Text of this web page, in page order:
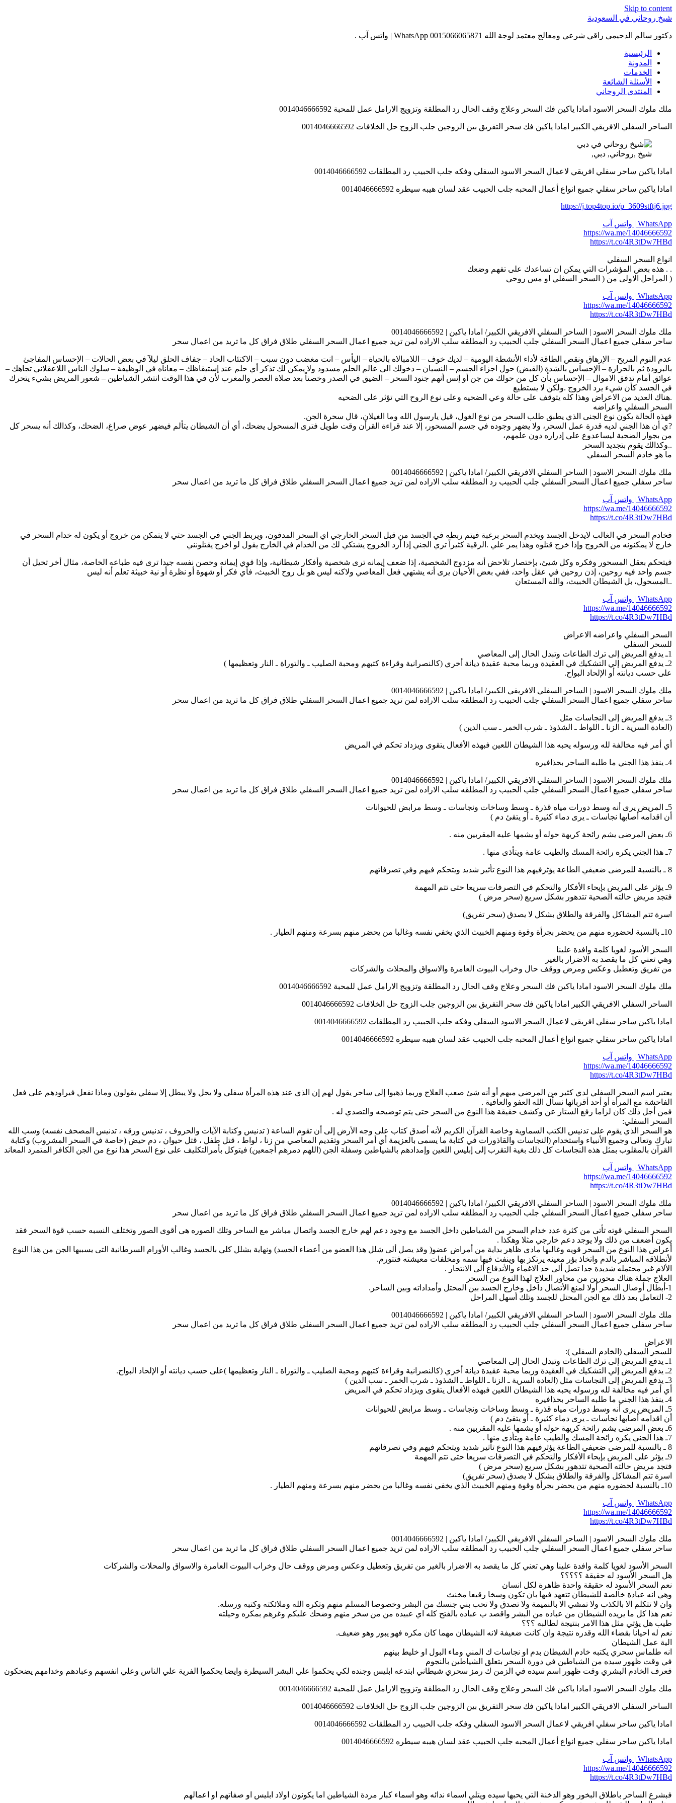
Skip to content
شيخ روحاني في السعودية
دكتور سالم الدحيمي راقي شرعي ومعالج معتمد لوجة الله 0015066065871 WhatsApp | واتس آب .
الرئيسية
المدونة
الخدمات
الأسئلة الشائعة
المنتدى الروحاني
ملك ملوك السحر الاسود امادا ياكين فك السحر وعلاج وقف الحال رد المطلقة وتزويج الارامل عمل للمحبة 0014046666592
الساحر السفلي الافريقي الكبير امادا ياكين فك سحر التفريق بين الزوجين جلب الزوج حل الخلافات 0014046666592
شيخ ,روحاني, دبي,
امادا ياكين ساحر سفلي افريقي لاعمال السحر الاسود السفلي وفكه جلب الحبيب رد المطلقات 0014046666592
امادا ياكين ساحر سفلي جميع انواع أعمال المحبه جلب الحبيب عقد لسان هيبه سيطره 0014046666592
https://j.top4top.io/p_3609stftj6.jpg
WhatsApp | واتس آب
https://wa.me/14046666592
https://t.co/4R3tDw7HBd
انواع السحر السفلي
. . هذه بعض المؤشرات التي يمكن ان تساعدك على تفهم وضعك
( المراحل الاولى من ( السحر السفلي او مس روحي
WhatsApp | واتس آب
https://wa.me/14046666592
https://t.co/4R3tDw7HBd
ملك ملوك السحر الاسود | الساحر السفلي الافريقي الكبير/ امادا ياكين | 0014046666592
ساحر سفلي جميع اعمال السحر السفلي جلب الحبيب رد المطلقه سلب الاراده لمن تريد جميع اعمال السحر السفلي طلاق فراق كل ما تريد من اعمال سحر
عدم النوم المريح – الإرهاق ونقص الطاقة لأداء الأنشطة اليومية – لديك خوف – اللامبالاه بالحياة – اليأس – انت مغضب دون سبب – الاكتئاب الحاد – جفاف الحلق ليلآ في بعض الحالات – الإحساس المفاجئ
بالبرودة ثم بالحرارة – الإحساس بالشدة (القبض) حول اجزاء الجسم – النسيان – دخولك الى عالم الحلم مسدود ولا يمكن لك تذكر أي حلم عند إستيقاظك – معاناه في الوظيفة – سلوك الناس اللاعقلاني تجاهك –
عوائق أمام تدفق الاموال – الإحساس بأن كل من حولك من جن أو إنس أنهم جنود السحر – الضيق في الصدر وخصتاً بعد صلاة العصر والمغرب لأن في هذا الوقت انتشر الشياطين – شعور المريض بشيء يتحرك
في الجسد كأن شيء يرد الخروج .ولكن لا يستطيع
.هناك العديد من الاعراض وهذا كله يتوقف على حالة وعي الضحيه وعلى نوع الروح التي تؤثر على الضحيه
السحر السفلي واعراضه
فهذه الحالة يكون نوع الجنى الذي يطبق طلب السحر من نوع الغول، قيل يارسول الله وما الغيلان، قال سحرة الجن.
?ي أن هذا الجني لديه قدرة عمل السحر، ولا يضهر وجوده في جسم المسحور، إلا عند قراءة القرأن وقت طويل فترى المسحول يضحك، أي أن الشيطان يتألم فيضهر عوض صراغ، الضحك، وكذالك أنه يسحر كل
من بجوار الضحية ليساعدوع علي إدراره دون علمهم،
..وكذالك يقوم بتجديد السحر
ما هو خادم السحر السفلي
ملك ملوك السحر الاسود | الساحر السفلي الافريقي الكبير/ امادا ياكين | 0014046666592
ساحر سفلي جميع اعمال السحر السفلي جلب الحبيب رد المطلقه سلب الاراده لمن تريد جميع اعمال السحر السفلي طلاق فراق كل ما تريد من اعمال سحر
WhatsApp | واتس آب
https://wa.me/14046666592
https://t.co/4R3tDw7HBd
فخادم السحر في الغالب لايدخل الجسد ويخدم السحر برغبة فيتم ربطه في الجسد من قبل السحر الخارجي اي السحر المدفون، ويربط الجني في الجسد حتي لا يتمكن من خروج أو يكون له خدام السحر في
خارج لا يمكنونه من الخروج وإذا خرج قتلوه وهذا يمر علي .الرقية كثيراً تري الجني إذا أرد الخروج يشتكي لك من الخدام في الخارج يقول لو اخرج يقتلونني
فيتحكم بعقل المسحور وفكره وكل شيئ، بإختصار تلاحض أنه مزدوج الشخصية، إذا ضعف إيمانه ترى شخصية وأفكار شيطانية، وإذا قوي إيمانه وحصن نفسه جيدا ترى فيه طباعه الخاصة، مثال أخر تخيل أن
جسم واحد فيه روحين، إذن روحين في عقل واحد، ففي بعض الأحيان يرى أنه يشتهي فعل المعاصي ولاكنه ليس هو بل روح الخبيث، فأي فكر أو شهوة أو نظرة أو نية خبيثة تعلم أنه ليس
..المسحول، بل الشيطان الخبيث، والله المستعان
WhatsApp | واتس آب
https://wa.me/14046666592
https://t.co/4R3tDw7HBd
السحر السفلي واعراضه الاعراض
للسحر السفلي
1ـ يدفع المريض إلى ترك الطاعات وتبدل الحال إلى المعاصي
2ـ يدفع المريض إلي التشكيك في العقيدة وربما محبة عقيدة ديانة أخري (كالنصرانية وقراءة كتبهم ومحبة الصليب ـ والتوراة ـ النار وتعظيمها )
على حسب ديانته أو الإلحاد البواح.
ملك ملوك السحر الاسود | الساحر السفلي الافريقي الكبير/ امادا ياكين | 0014046666592
ساحر سفلي جميع اعمال السحر السفلي جلب الحبيب رد المطلقه سلب الاراده لمن تريد جميع اعمال السحر السفلي طلاق فراق كل ما تريد من اعمال سحر
3ـ يدفع المريض إلى النجاسات مثل
(العادة السرية ـ الزنا ـ اللواط ـ الشذوذ ـ شرب الخمر ـ سب الدين )
أي أمر فيه مخالفة لله ورسوله يحبه هذا الشيطان اللعين فبهذه الأفعال يتقوى ويزداد تحكم في المريض
4ـ ينفذ هذا الجني ما طلبه الساحر بحذافيره
ملك ملوك السحر الاسود | الساحر السفلي الافريقي الكبير/ امادا ياكين | 0014046666592
ساحر سفلي جميع اعمال السحر السفلي جلب الحبيب رد المطلقه سلب الاراده لمن تريد جميع اعمال السحر السفلي طلاق فراق كل ما تريد من اعمال سحر
5ـ المريض يرى أنه وسط دورات مياه قذرة ـ وسط وساخات ونجاسات ـ وسط مرابض للحيوانات
أن اقدامه أصابها نجاسات ـ يرى دماء كثيرة ـ أو يتقئ دم )
6ـ بعض المرضى يشم رائحة كريهة حوله أو يشمها عليه المقربين منه .
7ـ هذا الجني يكره رائحة المسك والطيب عامة ويتأذى منها .
8 ـ بالنسبة للمرضى ضعيفي الطاعة يؤثرفيهم هذا النوع تأثير شديد ويتحكم فيهم وفي تصرفاتهم
9ـ يؤثر على المريض بإيحاء الأفكار والتحكم في التصرفات سريعا حتى تتم المهمة
فتجد مريض حالته الصحية تتدهور بشكل سريع (سحر مرض )
اسرة تتم المشاكل والفرقة والطلاق بشكل لا يصدق (سحر تفريق)
10ـ بالنسبة لحضوره منهم من يحضر بجرأة وقوة ومنهم الخبيث الذي يخفي نفسه وغالبا من يحضر منهم بسرعة ومنهم الطيار .
السحر الأسود لغويا كلمة وافدة علينا
وهي تعني كل ما يقصد به الاضرار بالغير
من تفريق وتعطيل وعكس ومرض ووقف حال وخراب البيوت العامرة والاسواق والمحلات والشركات
ملك ملوك السحر الاسود امادا ياكين فك السحر وعلاج وقف الحال رد المطلقة وتزويج الارامل عمل للمحبة 0014046666592
الساحر السفلي الافريقي الكبير امادا ياكين فك سحر التفريق بين الزوجين جلب الزوج حل الخلافات 0014046666592
امادا ياكين ساحر سفلي افريقي لاعمال السحر الاسود السفلي وفكه جلب الحبيب رد المطلقات 0014046666592
امادا ياكين ساحر سفلي جميع انواع أعمال المحبه جلب الحبيب عقد لسان هيبه سيطره 0014046666592
WhatsApp | واتس آب
https://wa.me/14046666592
https://t.co/4R3tDw7HBd
يعتبر اسم السحر السفلي لدي كثير من المرضي مبهم أو أنه شئ صعب العلاج وربما ذهبوا إلى ساحر يقول لهم إن الذي عند هذه المرأة سفلي ولا يحل ولا يبطل إلا سفلي يقولون وماذا نفعل فيراودهم على فعل
الفاحشة مع المرأة أو أحد أقربائها نسأل الله العفو والعافية .
فمن أجل ذلك كان لزاما رفع الستار عن وكشف حقيقة هذا النوع من السحر حتى يتم توضيحه والتصدي له .
السحر السفلي:
هو السحر الذي يقوم على تدنيس الكتب السماوية وخاصة القرآن الكريم لأنه أصدق كتاب على وجه الأرض إلى أن تقوم الساعة ( تدنيس وكتابة الآيات والحروف ، تدنيس ورقه ، تدنيس المصحف نفسه) وسب الله
تبارك وتعالى وجميع الأنبياء واستخدام (النجاسات والقاذورات في كتابة ما يسمى بالعزيمة أي أمر السحر وتقديم المعاصي من زنا ، لواط ، قتل طفل ، قتل حيوان ، دم حيض (خاصة في السحر المشروب) وكتابة
القرآن بالمقلوب بمثل هذه النجاسات كل ذلك بغية التقرب إلى إبليس اللعين وإمدادهم بالشياطين وسفلة الجن (اللهم دمرهم أجمعين) فيتوكل بأمرالتكليف على نوع السحر هذا نوع من الجن الكافر المتمرد المعاند
WhatsApp | واتس آب
https://wa.me/14046666592
https://t.co/4R3tDw7HBd
ملك ملوك السحر الاسود | الساحر السفلي الافريقي الكبير/ امادا ياكين | 0014046666592
ساحر سفلي جميع اعمال السحر السفلي جلب الحبيب رد المطلقه سلب الاراده لمن تريد جميع اعمال السحر السفلي طلاق فراق كل ما تريد من اعمال سحر
السحر السفلي قوته تأتى من كثرة عدد خدام السحر من الشياطين داخل الجسد مع وجود دعم لهم خارج الجسد واتصال مباشر مع الساحر وتلك الصوره هى أقوى الصور وتختلف النسبه حسب قوة السحر فقد
يكون أضعف من ذلك ولا يوجد دعم خارجي مثلا وهكذا .
أعراض هذا النوع من السحر قويه وغالبها مادى ظاهر بداية من أمراض عضو( وقد يصل ألى شلل هذا العضو من أعضاء الجسد) ونهاية بشلل كلي بالجسد وغالب الأورام السرطانية التى يسببها الجن من هذا النوع
لأنطلاقه المباشر بالدم واتخاذ بؤر معينه يرتكز بها وينفث فيها سمه ومخلفات معيشته فتتورم.
الألام غير محتمله شديدة جدا تصل ألى حد الاغماء والأندفاع ألى الانتحار .
العلاج جملة هناك محورين من محاور العلاج لهذا النوع من السحر
1-أبطال أوصال السحر أولا لمنع الأتصال داخل وخارج الجسد بين المحتل وأمداداته وبين الساحر.
2- التعامل بعد ذلك مع الجن المحتل للجسد وتلك أسهل المراحل
ملك ملوك السحر الاسود | الساحر السفلي الافريقي الكبير/ امادا ياكين | 0014046666592
ساحر سفلي جميع اعمال السحر السفلي جلب الحبيب رد المطلقه سلب الاراده لمن تريد جميع اعمال السحر السفلي طلاق فراق كل ما تريد من اعمال سحر
الاعراض
للسحر السفلي (الخادم السفلي ):
1ـ يدفع المريض إلى ترك الطاعات وتبدل الحال إلى المعاصي
2ـ يدفع المريض إلي التشكيك في العقيدة وربما محبة عقيدة ديانة أخري (كالنصرانية وقراءة كتبهم ومحبة الصليب ـ والتوراة ـ النار وتعظيمها )على حسب ديانته أو الإلحاد البواح.
3ـ يدفع المريض إلى النجاسات مثل (العادة السرية ـ الزنا ـ اللواط ـ الشذوذ ـ شرب الخمر ـ سب الدين )
أي أمر فيه مخالفة لله ورسوله يحبه هذا الشيطان اللعين فبهذه الأفعال يتقوى ويزداد تحكم في المريض
4ـ ينفذ هذا الجني ما طلبه الساحر بحذافيره
5ـ المريض يرى أنه وسط دورات مياه قذرة ـ وسط وساخات ونجاسات ـ وسط مرابض للحيوانات
أن اقدامه أصابها نجاسات ـ يرى دماء كثيرة ـ أو يتقئ دم )
6ـ بعض المرضى يشم رائحة كريهة حوله أو يشمها عليه المقربين منه .
7ـ هذا الجني يكره رائحة المسك والطيب عامة ويتأذى منها .
8 ـ بالنسبة للمرضى ضعيفي الطاعة يؤثرفيهم هذا النوع تأثير شديد ويتحكم فيهم وفي تصرفاتهم
9ـ يؤثر على المريض بإيحاء الأفكار والتحكم في التصرفات سريعا حتى تتم المهمة
فتجد مريض حالته الصحية تتدهور بشكل سريع (سحر مرض )
اسرة تتم المشاكل والفرقة والطلاق بشكل لا يصدق (سحر تفريق)
10ـ بالنسبة لحضوره منهم من يحضر بجرأة وقوة ومنهم الخبيث الذي يخفي نفسه وغالبا من يحضر منهم بسرعة ومنهم الطيار .
WhatsApp | واتس آب
https://wa.me/14046666592
https://t.co/4R3tDw7HBd
ملك ملوك السحر الاسود | الساحر السفلي الافريقي الكبير/ امادا ياكين | 0014046666592
ساحر سفلي جميع اعمال السحر السفلي جلب الحبيب رد المطلقه سلب الاراده لمن تريد جميع اعمال السحر السفلي طلاق فراق كل ما تريد من اعمال سحر
السحر الأسود لغويا كلمة وافدة علينا وهي تعني كل ما يقصد به الاضرار بالغير من تفريق وتعطيل وعكس ومرض ووقف حال وخراب البيوت العامرة والاسواق والمحلات والشركات
هل السحر الأسود له حقيقة ؟؟؟؟؟
نعم السحر الأسود له حقيقة واحدة ظاهرة لكل انسان
وهي انه عبادة خالصة للشيطان تتعهد فيها بان تكون وسخا رقيعا مخنث
وان لا تتكلم الا بالكذب ولا تمشي الا بالنميمة ولا تصدق ولا تحب بني جنسك من البشر وخصوصا المسلم منهم وتكره الله وملائكته وكتبه ورسله.
نعم هذا كل ما يريده الشيطان من عباده من البشر واقصد ب عباده بالفتح كله اي عبيده من من سخر منهم وضحك عليكم وغرهم بمكره وحيلته
طيب هل يؤتي مثل هذا الامر بنتيجة لطالبه ؟؟؟
نعم له احيانا بقضاء الله وقدره نتيجة وان كانت ضعيفة لانه الشيطان مهما كان مكره فهو يبور وهو ضعيف.
الية عمل الشيطان
انه طلماس سحري يكتبه خادم الشيطان بدم او نجاسات ك المني وماء البول او خليط بينهم
في وقت ظهور سيده من الشياطين في دورة السحر بتعلق الشياطين بالنجوم
فعرف الخادم البشري وقت ظهور اسم سيده في الزمن ك رمز سحري شيطاني ابتدعه ابليس وجنده لكي يحكموا علي البشر السيطرة وايضا يحكموا الفرية علي الناس وعلي انفسهم وعبادهم وخدامهم يضحكون
ملك ملوك السحر الاسود امادا ياكين فك السحر وعلاج وقف الحال رد المطلقة وتزويج الارامل عمل للمحبة 0014046666592
الساحر السفلي الافريقي الكبير امادا ياكين فك سحر التفريق بين الزوجين جلب الزوج حل الخلافات 0014046666592
امادا ياكين ساحر سفلي افريقي لاعمال السحر الاسود السفلي وفكه جلب الحبيب رد المطلقات 0014046666592
امادا ياكين ساحر سفلي جميع انواع أعمال المحبه جلب الحبيب عقد لسان هيبه سيطره 0014046666592
WhatsApp | واتس آب
https://wa.me/14046666592
https://t.co/4R3tDw7HBd
فبشرع الساحر باطلاق البخور وهو الدخنة التي يحبها سيده ويتلي اسماء ندائه وهو اسماء كبار مردة الشياطين اما يكونون اولاد ابليس او صفاتهم او اعمالهم